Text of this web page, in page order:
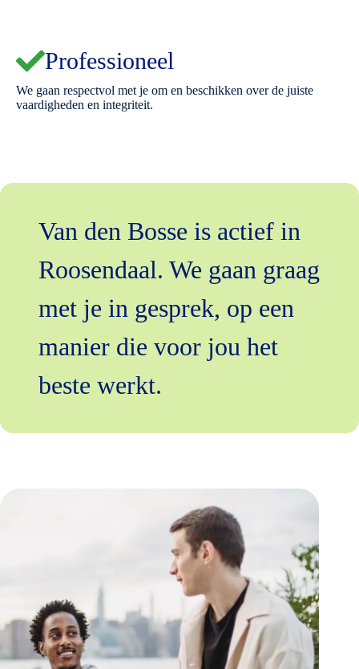
Professioneel
We gaan respectvol met je om en beschikken over de juiste
vaardigheden en integriteit.
Van den Bosse is actief in
Roosendaal. We gaan graag
met je in gesprek, op een
manier die voor jou het
beste werkt.